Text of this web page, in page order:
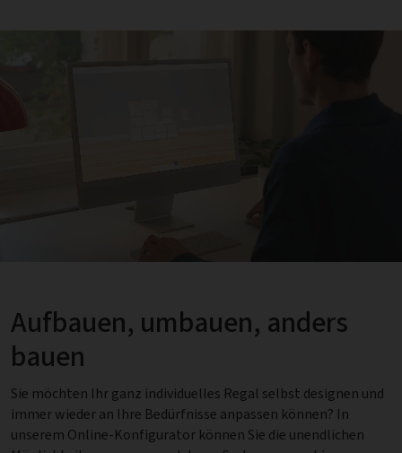
Aufbauen, umbauen, anders
bauen
Sie möchten Ihr ganz individuelles Regal selbst designen und
immer wieder an Ihre Bedürfnisse anpassen können? In
unserem Online-Konfigurator können Sie die unendlichen